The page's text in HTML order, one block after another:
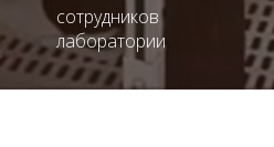
сотрудников
лаборатории